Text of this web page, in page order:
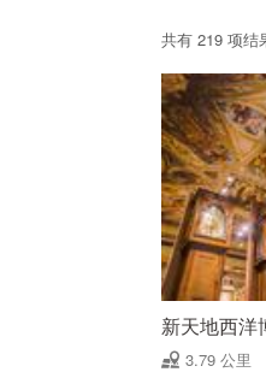
共有 219 项结
新天地西洋
3.79 公里